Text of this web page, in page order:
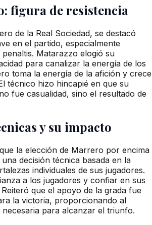
figura de resistencia
de la Real Sociedad, se destacó
en el partido, especialmente
Matarazzo elogió su
para canalizar la energía de los
toma la energía de la afición y crece
técnico hizo hincapié en que su
fue casualidad, sino el resultado de
y su impacto
la elección de Marrero por encima
decisión técnica basada en la
individuales de sus jugadores.
a los jugadores y confiar en sus
que el apoyo de la grada fue
la victoria, proporcionando al
necesaria para alcanzar el triunfo.